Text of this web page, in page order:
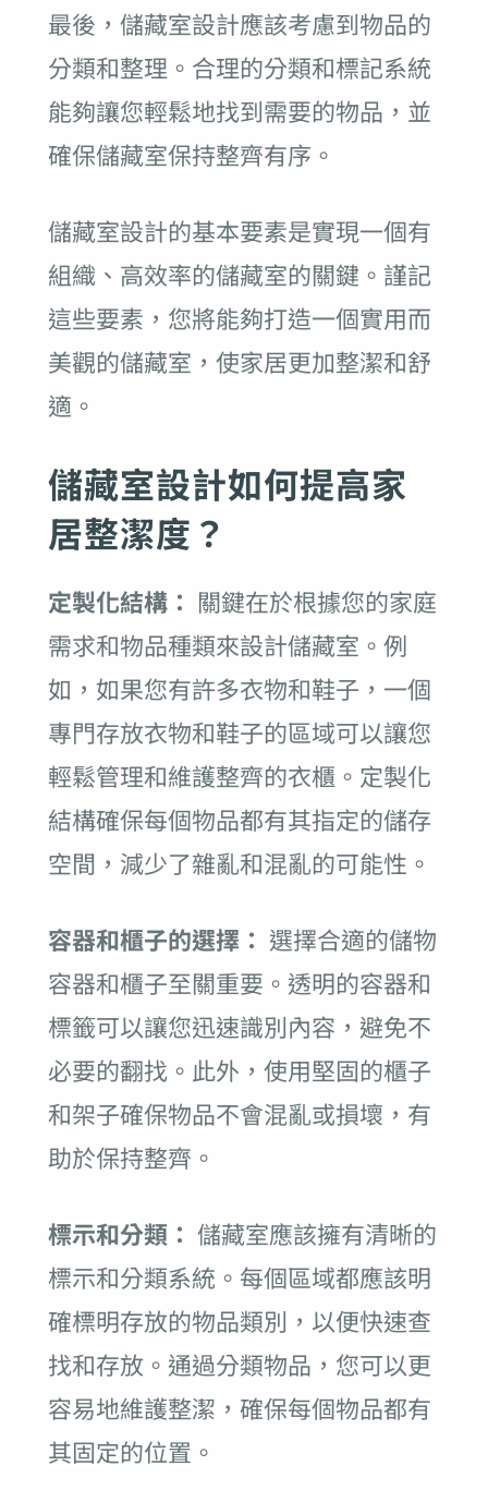
最後，儲藏室設計應該考慮到物品的
分類和整理。合理的分類和標記系統
能夠讓您輕鬆地找到需要的物品，並
確保儲藏室保持整齊有序。
儲藏室設計的基本要素是實現一個有
組織、高效率的儲藏室的關鍵。謹記
這些要素，您將能夠打造一個實用而
美觀的儲藏室，使家居更加整潔和舒
適。
儲藏室設計如何提高家
居整潔度？
定製化結構： 關鍵在於根據您的家庭
需求和物品種類來設計儲藏室。例
如，如果您有許多衣物和鞋子，一個
專門存放衣物和鞋子的區域可以讓您
輕鬆管理和維護整齊的衣櫃。定製化
結構確保每個物品都有其指定的儲存
空間，減少了雜亂和混亂的可能性。
容器和櫃子的選擇： 選擇合適的儲物
容器和櫃子至關重要。透明的容器和
標籤可以讓您迅速識別內容，避免不
必要的翻找。此外，使用堅固的櫃子
和架子確保物品不會混亂或損壞，有
助於保持整齊。
標示和分類： 儲藏室應該擁有清晰的
標示和分類系統。每個區域都應該明
確標明存放的物品類別，以便快速查
找和存放。通過分類物品，您可以更
容易地維護整潔，確保每個物品都有
其固定的位置。